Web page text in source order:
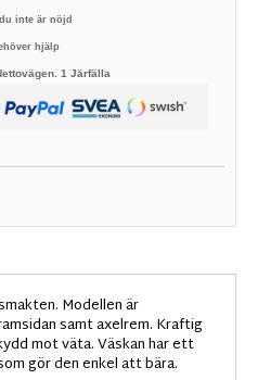
inte är nöjd
hjälp
1 Järfälla
Modellen är
samt axelrem. Kraftig
mot väta. Väskan har ett
gör den enkel att bära.